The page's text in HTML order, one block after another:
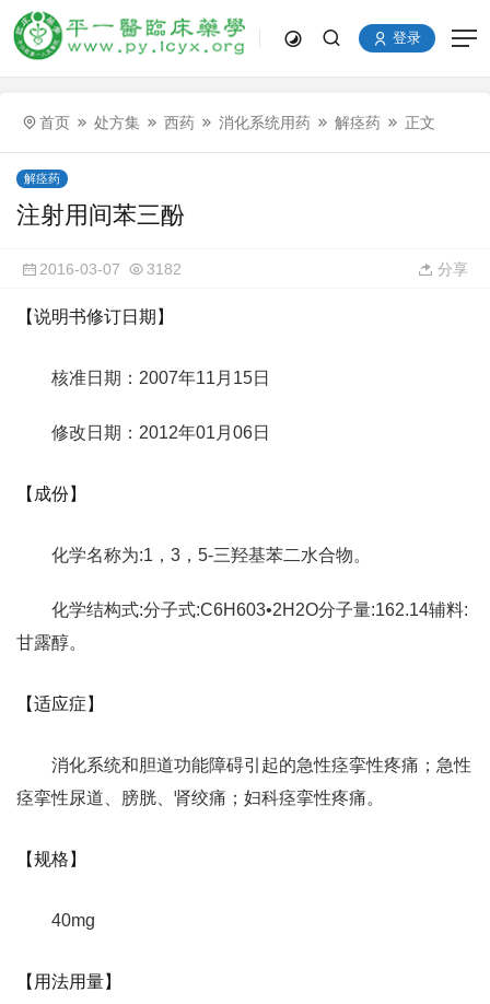
登录
首页 处方集 西药 消化系统用药 解痉药 正文
解痉药
注射用间苯三酚
2016-03-07 3182 分享
【说明书修订日期】
核准日期：2007年11月15日
修改日期：2012年01月06日
【成份】
化学名称为:1，3，5-三羟基苯二水合物。
化学结构式:分子式:C6H603•2H2O分子量:162.14辅料:
甘露醇。
【适应症】
消化系统和胆道功能障碍引起的急性痉挛性疼痛；急性
痉挛性尿道、膀胱、肾绞痛；妇科痉挛性疼痛。
【规格】
40mg
【用法用量】